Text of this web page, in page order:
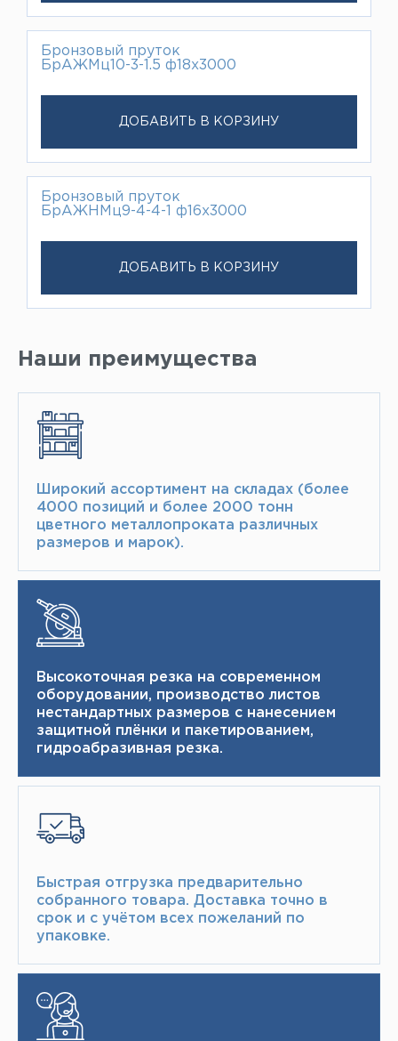
Бронзовый пруток
БрАЖМц10-3-1.5 ф18х3000
ДОБАВИТЬ В КОРЗИНУ
Бронзовый пруток
БрАЖНМц9-4-4-1 ф16х3000
ДОБАВИТЬ В КОРЗИНУ
Наши преимущества
Широкий ассортимент на складах (более
4000 позиций и более 2000 тонн​
цветного металлопроката различных
размеров и марок).
Высокоточная резка на современном
оборудовании, производство листов
нестандартных размеров с нанесением
защитной плёнки и пакетированием,
гидроабразивная резка.
Быстрая отгрузка предварительно
собранного товара.​ Доставка точно в
срок и с учётом всех пожеланий по
упаковке.​